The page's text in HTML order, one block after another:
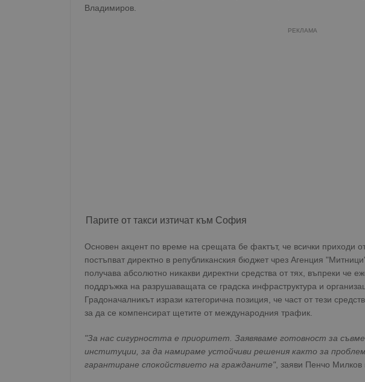
Владимиров.
РЕКЛАМА
Парите от такси изтичат към София
Основен акцент по време на срещата бе фактът, че всички приходи
постъпват директно в републиканския бюджет чрез Агенция
получава абсолютно никакви директни средства от тях, въпреки че
поддръжка на разрушаващата се градска инфраструктура и
Градоначалникът изрази категорична позиция, че част от тези
за да се компенсират щетите от международния трафик.
"За нас сигурността е приоритет. Заявяваме готовност за
институции, за да намираме устойчиви решения както за
гарантиране спокойствието на гражданите", заяви Пенчо Милков